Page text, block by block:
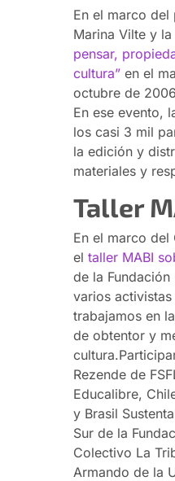
En el marco del
Marina Vilte y
pensar,
cultura”en el
octubre de
En ese evento,
los casi 3 mil
la edición y
materiales y
Taller
En el marco del
el taller MABI
de la
varios
trabajamos en
de obtentor y
Rezende de
Educalibre,
y Brasil
Sur de la
Colectivo La
Armando de la